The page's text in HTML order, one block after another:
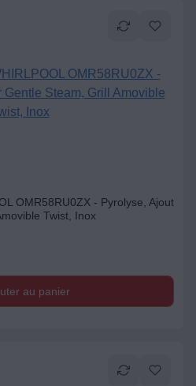
OMR58RU0ZX - Pyrolyse, Ajout
Twist, Inox
au panier